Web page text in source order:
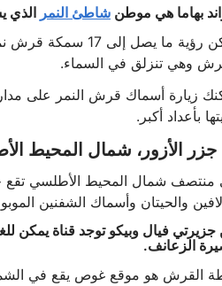
بهاما هي موطن شاطئ النمر الذي
يمكن رؤية ما
وهي تنزلق في السماء.
زيارة أسماك قرش النمر على مدار
بأعداد أكبر.
شمال المحيط الأطلسي تقع
والحيتان وأسماك الشفنين
جزيرتي فيال وبيكو توجد قناة
الزعانف.
القرش هو موقع غوص يقع في